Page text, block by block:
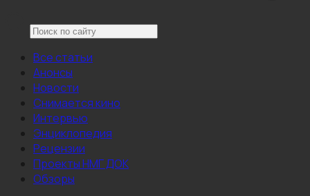
Все статьи
Анонсы
Новости
Снимается кино
Интервью
Энциклопедия
Рецензии
Проекты НМГ ДОК
Обзоры